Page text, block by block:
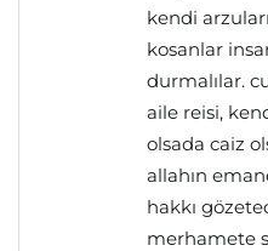
kendi
kosanlar
durmalılar.
aile reisi,
olsada caiz
allahın
hakkı
merhamete